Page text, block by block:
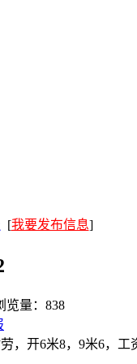
[我要发布信息]
量：838
，开6米8，9米6，工